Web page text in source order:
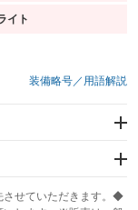
イト
り
装備略号／用語解説
させていただきます。◆